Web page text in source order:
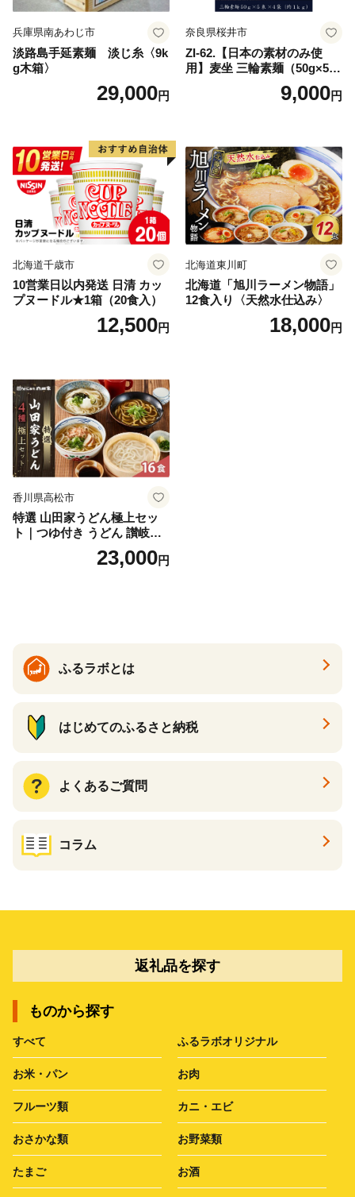
兵庫県南あわじ市
淡路島手延素麺 淡じ糸〈9k
g木箱〉
29,000円
奈良県桜井市
ZI-62.【日本の素材のみ使
用】麦坐 三輪素麺（50g×5束
9,000円
北海道千歳市
10営業日以内発送 日清 カッ
プヌードル★1箱（20食入）
12,500円
北海道東川町
北海道「旭川ラーメン物語」
12食入り〈天然水仕込み〉
18,000円
香川県高松市
特選 山田家うどん極上セッ
ト｜つゆ付き うどん 讃岐う
どん さぬきうどん 生麵 うど
んセット カレーうどん 生う
23,000円
ふるラボとは
はじめてのふるさと納税
よくあるご質問
コラム
返礼品を探す
ものから探す
すべて ふるラボオリジナル
お米・パン お肉
フルーツ類 カニ・エビ
おさかな類 お野菜類
たまご お酒